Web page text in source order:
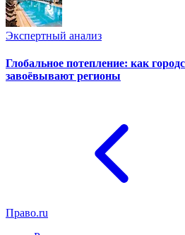
Экспертный анализ
Глобальное потепление: как
завоёвывают регионы
Право.ru